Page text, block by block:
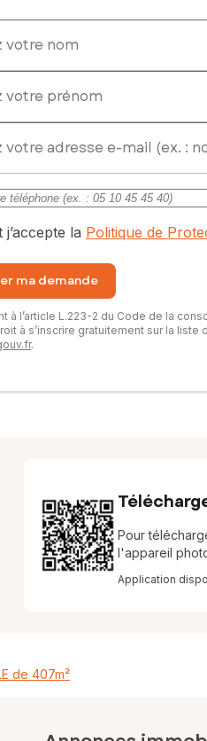
nom
prénom
j’accepte la Politique de
ma demande
à l’article L.223-2 du Code de la
à s’inscrire gratuitement sur la
.
Pour
l'appareil
Application
de 407m²